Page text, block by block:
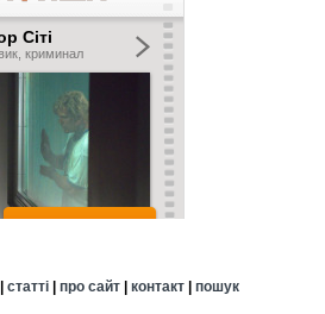
статті| про сайт| контакт| пошук